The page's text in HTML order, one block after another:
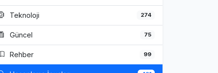
Teknoloji 274
Güncel 75
Rehber 99